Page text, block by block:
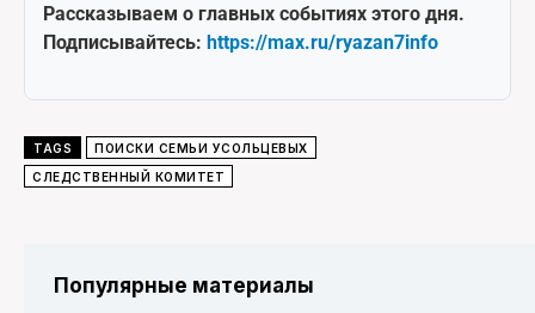
Рассказываем о главных событиях этого дня.
Подписывайтесь: https://max.ru/ryazan7info
TAGS
ПОИСКИ СЕМЬИ УСОЛЬЦЕВЫХ
СЛЕДСТВЕННЫЙ КОМИТЕТ
Популярные материалы